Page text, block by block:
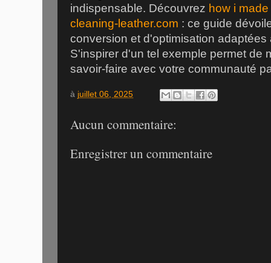
indispensable. Découvrez how i
cleaning-leather.com : ce guide
conversion et d'optimisation adaptées
S'inspirer d'un tel exemple permet de
savoir-faire avec votre communauté
à juillet 06, 2025
Aucun commentaire:
Enregistrer un commentaire